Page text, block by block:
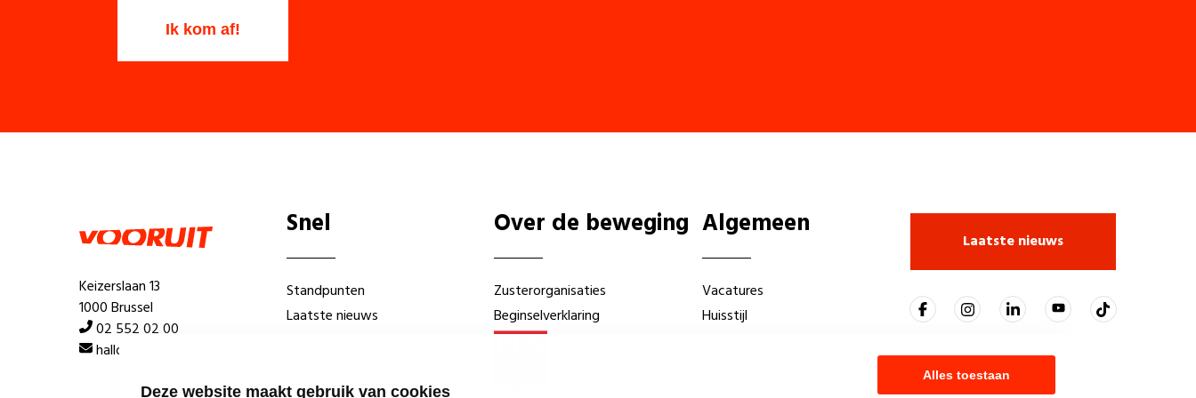
Deze website maakt gebruik van cookies
Alles toestaan
Keizerslaan 13
1000 Brussel
02 552 02 00
hallo@vooruit.org
Snel
Standpunten
Laatste nieuws
Over de beweging
Zusterorganisaties
Beginselverklaring
Algemeen
Vacatures
Huisstijl
Laatste nieuws